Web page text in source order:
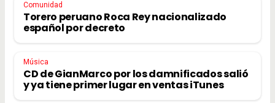
Comunidad
Torero peruano Roca Rey nacionalizado
español por decreto
Música
CD de GianMarco por los damnificados salió
y ya tiene primer lugar en ventas iTunes